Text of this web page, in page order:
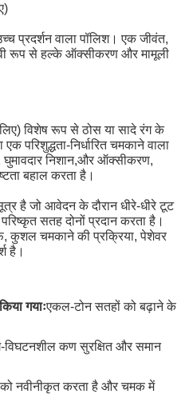
प्रदर्शन वाला पॉलिश। एक जीवंत,
रूप से हल्के ऑक्सीकरण और मामूली
विशेष रूप से ठोस या सादे रंग के
परिशुद्धता-निर्धारित चमकाने वाला
निशान,और ऑक्सीकरण,
बहाल करता है।
है जो आवेदन के दौरान धीरे-धीरे टूट
सतह दोनों प्रदान करता है।
कुशल चमकाने की प्रक्रिया, पेशेवर
है।
गयाःएकल-टोन सतहों को बढ़ाने के
विघटनशील कण सुरक्षित और समान
नवीनीकृत करता है और चमक में